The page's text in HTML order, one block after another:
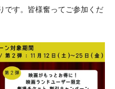
です。皆様奮ってご参加くだ